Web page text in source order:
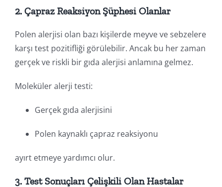
2. Çapraz Reaksiyon Şüphesi Olanlar
Polen alerjisi olan bazı kişilerde meyve ve sebzelere
karşı test pozitifliği görülebilir. Ancak bu her zaman
gerçek ve riskli bir gıda alerjisi anlamına gelmez.
Moleküler alerji testi:
Gerçek gıda alerjisini
Polen kaynaklı çapraz reaksiyonu
ayırt etmeye yardımcı olur.
3. Test Sonuçları Çelişkili Olan Hastalar